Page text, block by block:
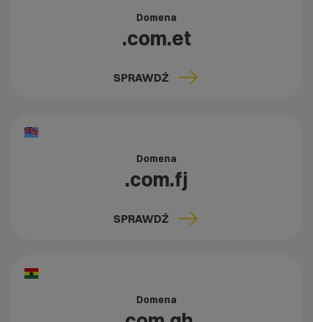
Domena
.com.et
SPRAWDŹ
Domena
.com.fj
SPRAWDŹ
Domena